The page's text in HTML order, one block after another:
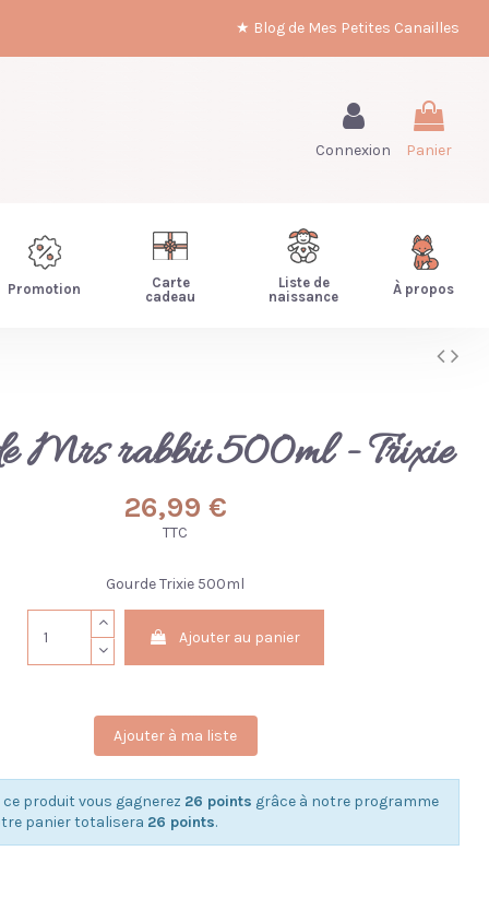
★ Blog de Mes Petites Canailles
Connexion Panier
Promotion
Carte
cadeau
Liste de
naissance
À propos
Mrs rabbit 500ml - Trixie
26,99 €
TTC
Gourde Trixie 500ml
Ajouter au panier
Ajouter à ma liste
produit vous gagnerez 26 points grâce à notre programme
panier totalisera 26 points.